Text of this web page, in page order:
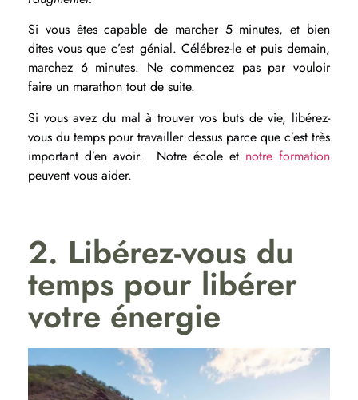
Si vous êtes capable de marcher 5 minutes, et bien
dites vous que c’est génial. Célébrez-le et puis demain,
marchez 6 minutes. Ne commencez pas par vouloir
faire un marathon tout de suite.
Si vous avez du mal à trouver vos buts de vie, libérez-
vous du temps pour travailler dessus parce que c’est très
important d’en avoir. Notre école et notre formation
peuvent vous aider.
2. Libérez-vous du
temps pour libérer
votre énergie